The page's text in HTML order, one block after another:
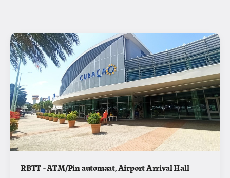
RBTT - ATM/Pin automaat, Airport Arrival Hall